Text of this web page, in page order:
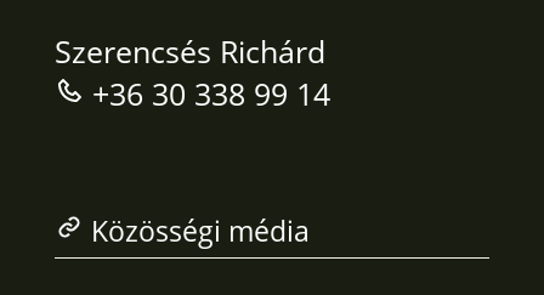
Szerencsés Richárd
+36 30 338 99 14
Közösségi média